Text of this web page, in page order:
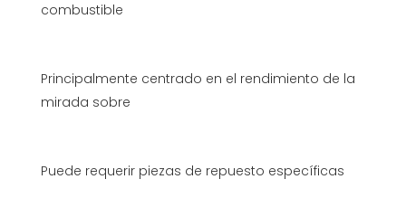
combustible
Principalmente centrado en el rendimiento de la
mirada sobre
Puede requerir piezas de repuesto específicas